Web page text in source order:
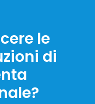
le
di